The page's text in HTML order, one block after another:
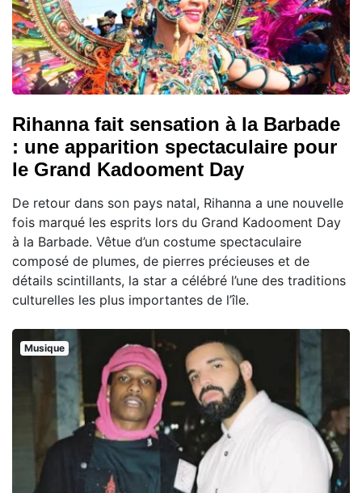
Rihanna fait sensation à la Barbade
: une apparition spectaculaire pour
le Grand Kadooment Day
De retour dans son pays natal, Rihanna a une nouvelle
fois marqué les esprits lors du Grand Kadooment Day
à la Barbade. Vêtue d’un costume spectaculaire
composé de plumes, de pierres précieuses et de
détails scintillants, la star a célébré l’une des traditions
culturelles les plus importantes de l’île.
Musique